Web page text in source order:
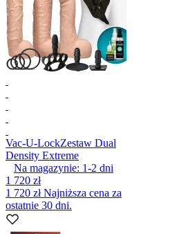
Vac-U-LockZestaw Dual
Density Extreme
Na magazynie: 1-2 dni
1 720 zł
1 720 złNajniższa cena za
ostatnie 30 dni.